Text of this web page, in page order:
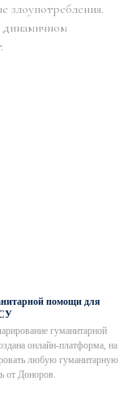
злоупотребления.
помощи для
гуманитарной
онлайн-платформа, на
любую гуманитарную
от Доноров.